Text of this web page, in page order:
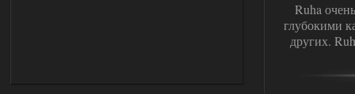
Ruha
глубокими
других.